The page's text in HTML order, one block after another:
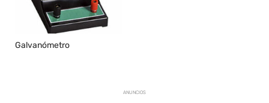
Galvanómetro
ANUNCIOS